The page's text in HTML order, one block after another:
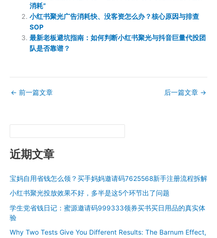
消耗”
小红书聚光广告消耗快、没客资怎么办？核心原因与排查
SOP
最新老板避坑指南：如何判断小红书聚光与抖音巨量代投团
队是否靠谱？
← 前一篇文章 后一篇文章 →
近期文章
宝妈自用省钱怎么领？买手妈妈邀请码7625568新手注册流程拆解
小红书聚光投放效果不好，多半是这5个环节出了问题
学生党省钱日记：蜜源邀请码999333领券买书买日用品的真实体
验
Why Two Tests Give You Different Results: The Barnum Effect,